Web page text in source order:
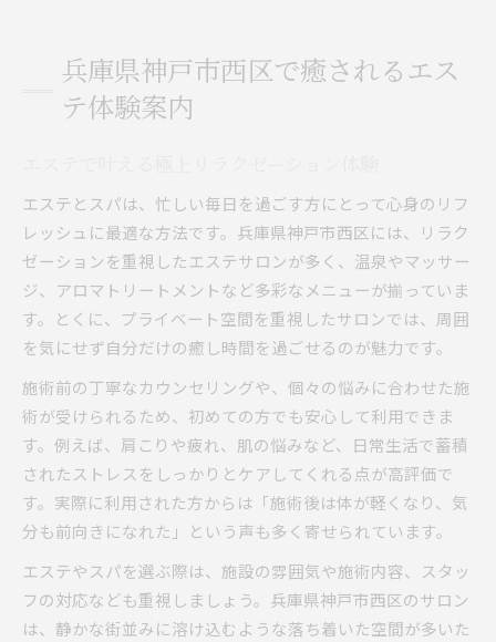
エステ併設スパで感じる安らぎの時間
スパ利用時のエステ活用法と相乗効果
リラクゼーション重視の施設選びのコツ
口コミでわかるスパ満足度の秘密
美と健康を両立したいあなたへエステの提案
エステで目指す美肌と健康維持の両立法
リンパマッサージが叶える体調改善の秘訣
エステ施術で実感する美容と健康効果
忙しい女性におすすめの短時間エステ法
口コミから選ぶ信頼できるエステ施術
ストレス解消にはスパとエステがおすすめ
エステでストレスを解放する理由とは
スパとエステで叶う心身リフレッシュ法
口コミから探る人気のストレス解消法
エステ併設施設で深まるリラクゼーション
口コミで話題のエステを徹底解説します
兵庫県神戸市西区で癒されるエス
テ体験案内
エステとスパは、忙しい毎日を過ごす方にとって心身のリフ
レッシュに最適な方法です。兵庫県神戸市西区には、リラク
ゼーションを重視したエステサロンが多く、温泉やマッサー
ジ、アロマトリートメントなど多彩なメニューが揃っていま
す。とくに、プライベート空間を重視したサロンでは、周囲
を気にせず自分だけの癒し時間を過ごせるのが魅力です。
施術前の丁寧なカウンセリングや、個々の悩みに合わせた施
術が受けられるため、初めての方でも安心して利用できま
す。例えば、肩こりや疲れ、肌の悩みなど、日常生活で蓄積
されたストレスをしっかりとケアしてくれる点が高評価で
す。実際に利用された方からは「施術後は体が軽くなり、気
分も前向きになれた」という声も多く寄せられています。
エステやスパを選ぶ際は、施設の雰囲気や施術内容、スタッ
フの対応なども重視しましょう。兵庫県神戸市西区のサロン
は、静かな街並みに溶け込むような落ち着いた空間が多いた